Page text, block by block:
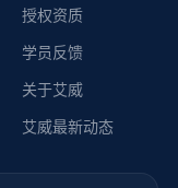
授权资质
学员反馈
关于艾威
艾威最新动态